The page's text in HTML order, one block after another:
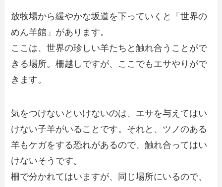
放牧場から緩やかな坂道を下っていくと「世界の
めん羊館」があります。
ここは、世界の珍しい羊たちと触れ合うことがで
きる場所。柵越しですが、ここでもエサやりがで
きます。
気をつけないといけないのは、エサを与えてはい
けない子羊がいることです。それと、ツノのある
羊もケガをする恐れがあるので、触れ合ってはい
けないそうです。
柵で分かれてはいますが、同じ場所にいるので、